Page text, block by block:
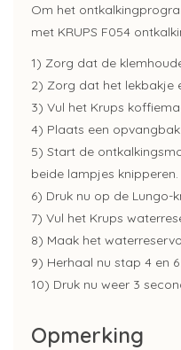
Om het
met KRUPS F054
1) Zorg dat de
2) Zorg dat het lekbakje
3) Vul het Krups
4) Plaats een
5) Start de
beide lampjes knipperen.
6) Druk nu op de
7) Vul het Krups
8) Maak het
9) Herhaal nu stap 4 en
10) Druk nu weer 3
Opmerking